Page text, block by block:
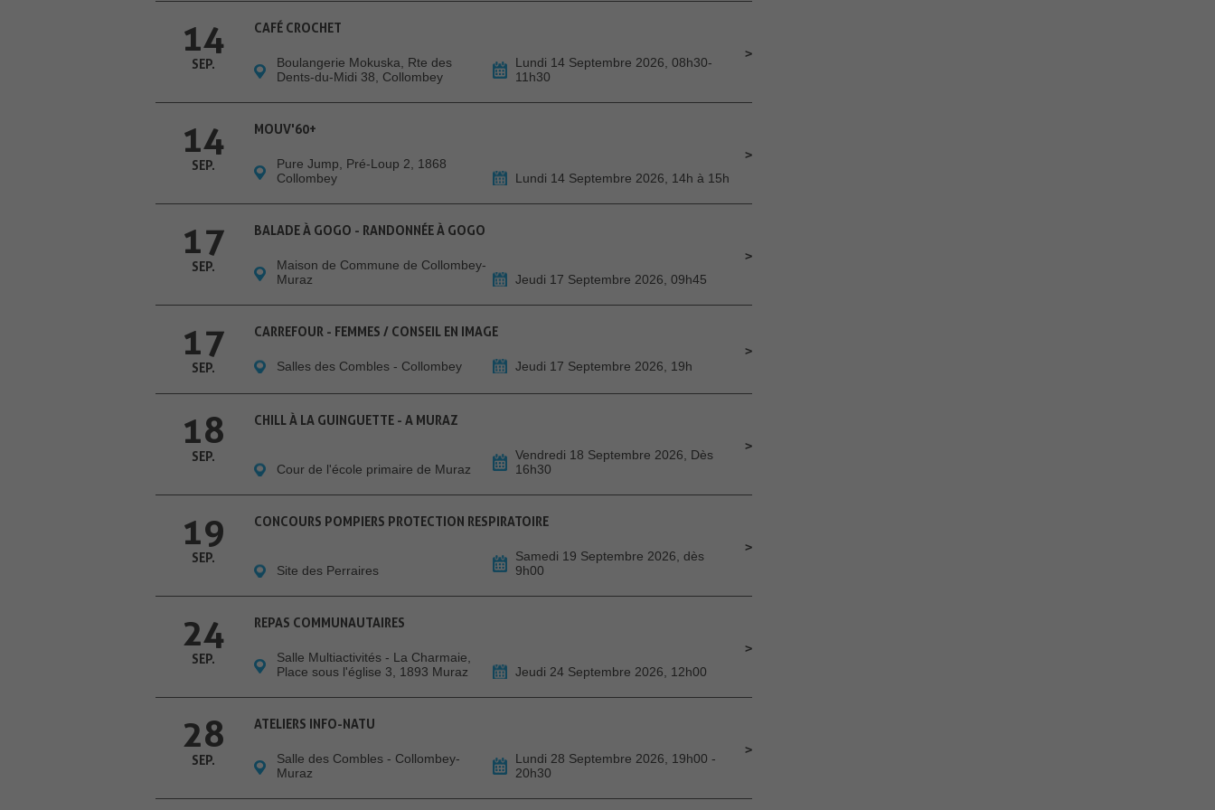
14
SEP.
CAFÉ CROCHET
Boulangerie Mokuska, Rte des
Dents-du-Midi 38, Collombey
Lundi 14 Septembre 2026, 08h30-
11h30
14
SEP.
MOUV'60+
Pure Jump, Pré-Loup 2, 1868
Collombey
Lundi 14 Septembre 2026, 14h à 15h
17
SEP.
BALADE À GOGO - RANDONNÉE À GOGO
Maison de Commune de Collombey-
Muraz
Jeudi 17 Septembre 2026, 09h45
17
SEP.
CARREFOUR - FEMMES / CONSEIL EN IMAGE
Salles des Combles - Collombey Jeudi 17 Septembre 2026, 19h
18
SEP.
CHILL À LA GUINGUETTE - A MURAZ
Cour de l'école primaire de Muraz
Vendredi 18 Septembre 2026, Dès
16h30
19
SEP.
CONCOURS POMPIERS PROTECTION RESPIRATOIRE
Site des Perraires
Samedi 19 Septembre 2026, dès
9h00
24
SEP.
REPAS COMMUNAUTAIRES
Salle Multiactivités - La Charmaie,
Place sous l'église 3, 1893 Muraz
Jeudi 24 Septembre 2026, 12h00
28
SEP.
ATELIERS INFO-NATU
Salle des Combles - Collombey-
Muraz
Lundi 28 Septembre 2026, 19h00 -
20h30